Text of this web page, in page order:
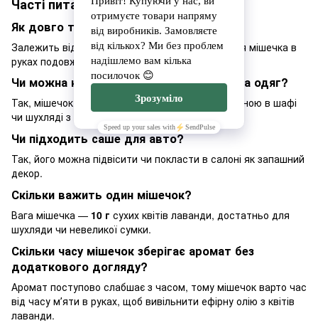
Часті питання
Як довго тримається аромат?
Залежить від умов зберігання; регулярне м'яття мішечка в
руках подовжує відчутність аромату.
Чи можна класти саше безпосередньо на одяг?
Так, мішечок призначений для контакту з тканиною в шафі
чи шухляді з білизною.
Чи підходить саше для авто?
Так, його можна підвісити чи покласти в салоні як запашний
декор.
Скільки важить один мішечок?
Вага мішечка — 10 г сухих квітів лаванди, достатньо для
шухляди чи невеликої сумки.
Скільки часу мішечок зберігає аромат без
додаткового догляду?
Аромат поступово слабшає з часом, тому мішечок варто час
від часу мʼяти в руках, щоб вивільнити ефірну олію з квітів
лаванди.